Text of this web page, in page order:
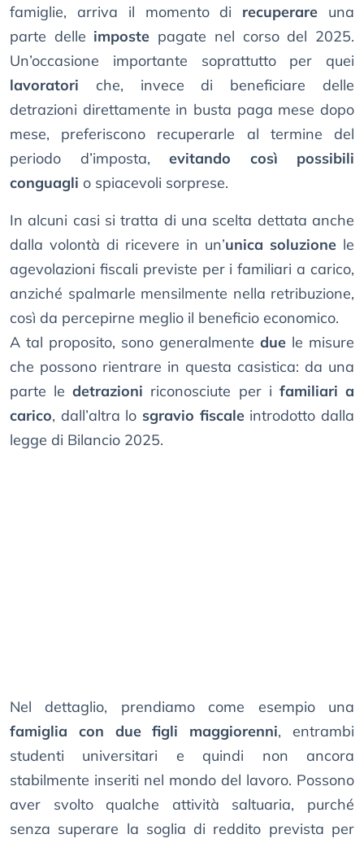
famiglie, arriva il momento di recuperare una
parte delle imposte pagate nel corso del 2025.
Un’occasione importante soprattutto per quei
lavoratori che, invece di beneficiare delle
detrazioni direttamente in busta paga mese dopo
mese, preferiscono recuperarle al termine del
periodo d’imposta, evitando così possibili
conguagli o spiacevoli sorprese.
In alcuni casi si tratta di una scelta dettata anche
dalla volontà di ricevere in un’unica soluzione le
agevolazioni fiscali previste per i familiari a carico,
anziché spalmarle mensilmente nella retribuzione,
così da percepirne meglio il beneficio economico.
A tal proposito, sono generalmente due le misure
che possono rientrare in questa casistica: da una
parte ledetrazioni riconosciute per i familiari a
carico, dall’altra lo sgravio fiscaleintrodotto dalla
legge di Bilancio 2025.
Nel dettaglio, prendiamo come esempio una
famiglia con due figli maggiorenni, entrambi
studenti universitari e quindi non ancora
stabilmente inseriti nel mondo del lavoro. Possono
aver svolto qualche attività saltuaria, purché
senza superare la soglia di reddito prevista per